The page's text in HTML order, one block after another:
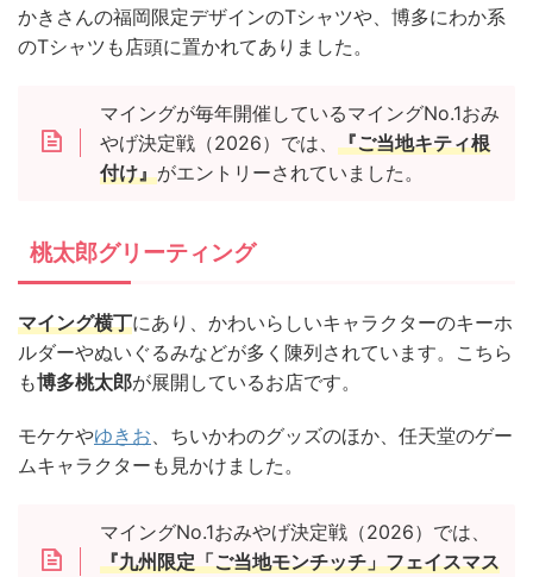
かきさんの福岡限定デザインのTシャツや、博多にわか系
のTシャツも店頭に置かれてありました。
マイングが毎年開催しているマイングNo.1おみ
やげ決定戦（2026）では、 『ご当地キティ根
付け』がエントリーされていました。
桃太郎グリーティング
マイング横丁にあり、かわいらしいキャラクターのキーホ
ルダーやぬいぐるみなどが多く陳列されています。こちら
も博多桃太郎が展開しているお店です。
モケケやゆきお 、ちいかわのグッズのほか、任天堂のゲー
ムキャラクターも見かけました。
マイングNo.1おみやげ決定戦（2026）では、
『九州限定「ご当地モンチッチ」フェイスマス